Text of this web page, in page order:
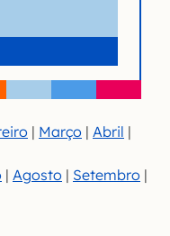
| Março | Abril |
| Agosto | Setembro |